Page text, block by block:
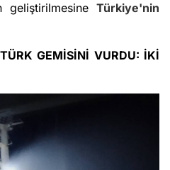
geliştirilmesine Türkiye'nin
TÜRK GEMİSİNİ VURDU: İKİ